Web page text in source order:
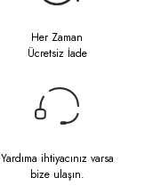
Her Zaman
Ücretsiz İade
Yardıma ihtiyacınız varsa
bize ulaşın.